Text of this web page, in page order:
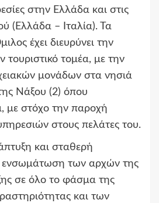
στην Ελλάδα και στις
(Ελλάδα – Ιταλία). Τα
έχει διευρύνει την
τουριστικό τομέα, με την
μονάδων στα νησιά
Νάξου (2) όπου
με στόχο την παροχή
στους πελάτες του.
και σταθερή
ενσωμάτωση των αρχών της
σε όλο το φάσμα της
και των